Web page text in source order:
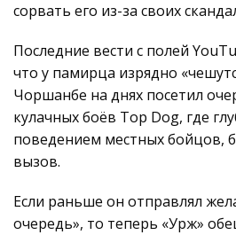
сорвать его из-за своих
Последние вести с полей
что у памирца изрядно
Чоршанбе на днях посетил
кулачных боёв Top Dog, где
поведением местных бойцов,
вызов.
Если раньше он отправлял
очередь», то теперь «Урж»